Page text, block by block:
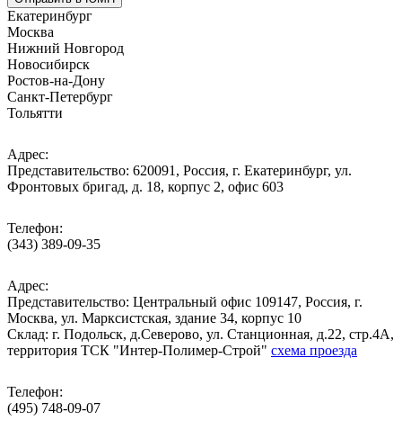
Екатеринбург
Москва
Нижний Новгород
Новосибирск
Ростов-на-Дону
Санкт-Петербург
Тольятти
Адрес:
Представительство: 620091, Россия, г. Екатеринбург, ул.
Фронтовых бригад, д. 18, корпус 2, офис 603
Телефон:
(343) 389-09-35
Адрес:
Представительство: Центральный офис 109147, Россия, г.
Москва, ул. Марксистская, здание 34, корпус 10
Cклад: г. Подольск, д.Северово, ул. Станционная, д.22, стр.4А,
территория ТСК "Интер-Полимер-Строй" схема проезда
Телефон:
(495) 748-09-07